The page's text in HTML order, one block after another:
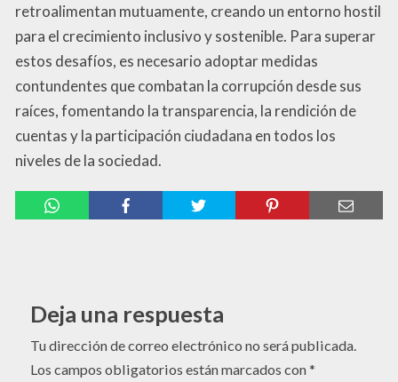
retroalimentan mutuamente, creando un entorno hostil
para el crecimiento inclusivo y sostenible. Para superar
estos desafíos, es necesario adoptar medidas
contundentes que combatan la corrupción desde sus
raíces, fomentando la transparencia, la rendición de
cuentas y la participación ciudadana en todos los
niveles de la sociedad.
Deja una respuesta
Tu dirección de correo electrónico no será publicada.
Los campos obligatorios están marcados con*